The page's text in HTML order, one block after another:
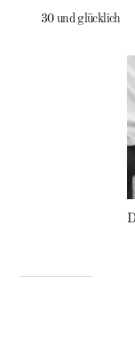
30 und glücklich